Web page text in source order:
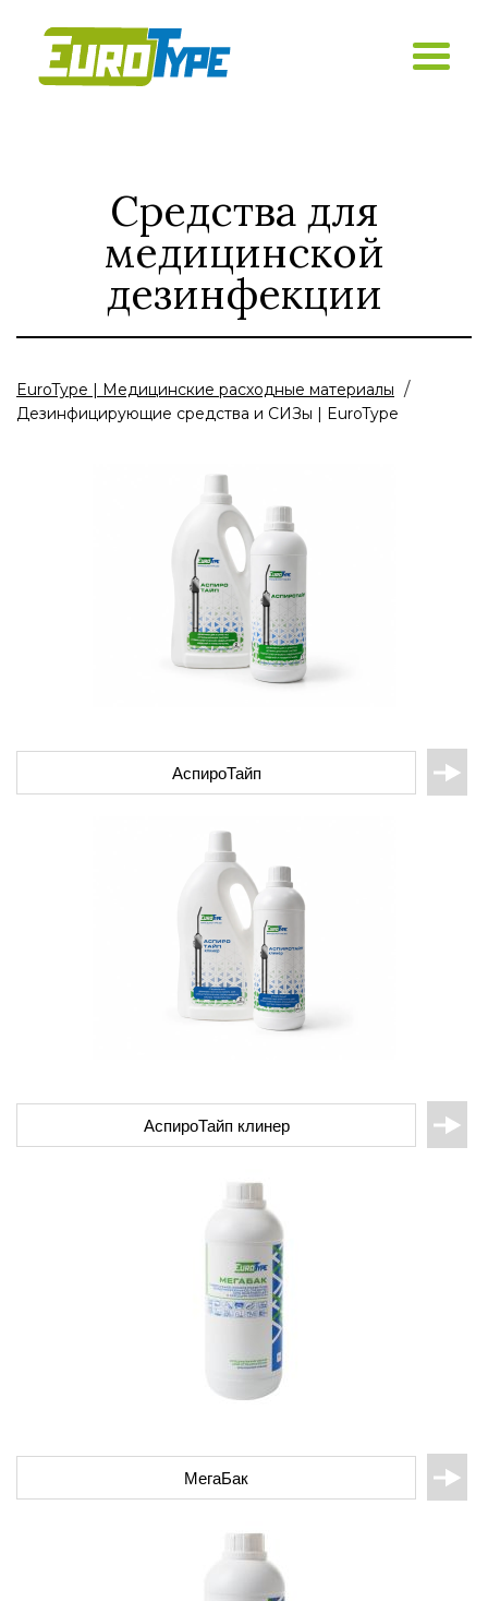
Средства для
медицинской
дезинфекции
EuroType | Медицинские расходные материалы /
Дезинфицирующие средства и СИЗы | EuroType
АспироТайп
АспироТайп клинер
МегаБак